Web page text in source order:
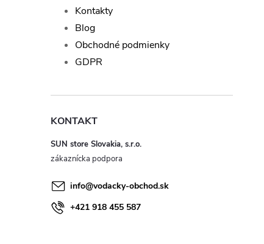
Kontakty
Blog
Obchodné podmienky
GDPR
KONTAKT
SUN store Slovakia, s.r.o.
info@vodacky-obchod.sk
+421 918 455 587